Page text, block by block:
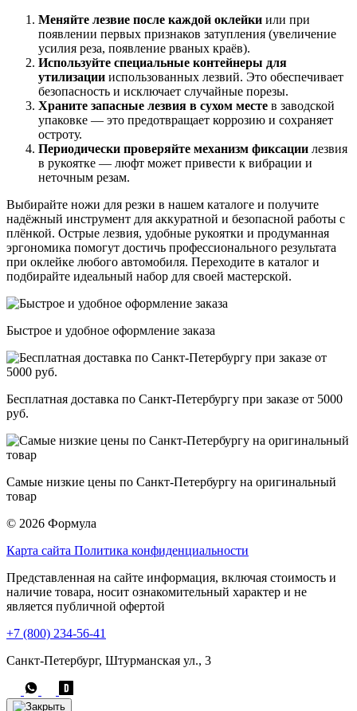
Меняйте лезвие после каждой оклейки или при
появлении первых признаков затупления (увеличение
усилия реза, появление рваных краёв).
Используйте специальные контейнеры для
утилизации использованных лезвий. Это обеспечивает
безопасность и исключает случайные порезы.
Храните запасные лезвия в сухом месте в заводской
упаковке — это предотвращает коррозию и сохраняет
остроту.
Периодически проверяйте механизм фиксации лезвия
в рукоятке — люфт может привести к вибрации и
неточным резам.
Выбирайте ножи для резки в нашем каталоге и получите
надёжный инструмент для аккуратной и безопасной работы с
плёнкой. Острые лезвия, удобные рукоятки и продуманная
эргономика помогут достичь профессионального результата
при оклейке любого автомобиля. Переходите в каталог и
подбирайте идеальный набор для своей мастерской.
Быстрое и удобное оформление заказа
Бесплатная доставка по Санкт-Петербургу при заказе от 5000
руб.
Самые низкие цены по Санкт-Петербургу на оригинальный
товар
© 2026 Формула
Карта сайта Политика конфиденциальности
Представленная на сайте информация, включая стоимость и
наличие товара, носит ознакомительный характер и не
является публичной офертой
+7 (800) 234-56-41
Санкт-Петербург, Штурманская ул., 3